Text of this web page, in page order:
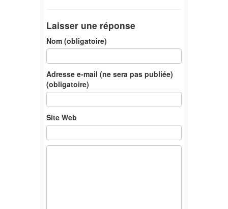
Laisser une réponse
Nom (obligatoire)
Adresse e-mail (ne sera pas publiée)
(obligatoire)
Site Web